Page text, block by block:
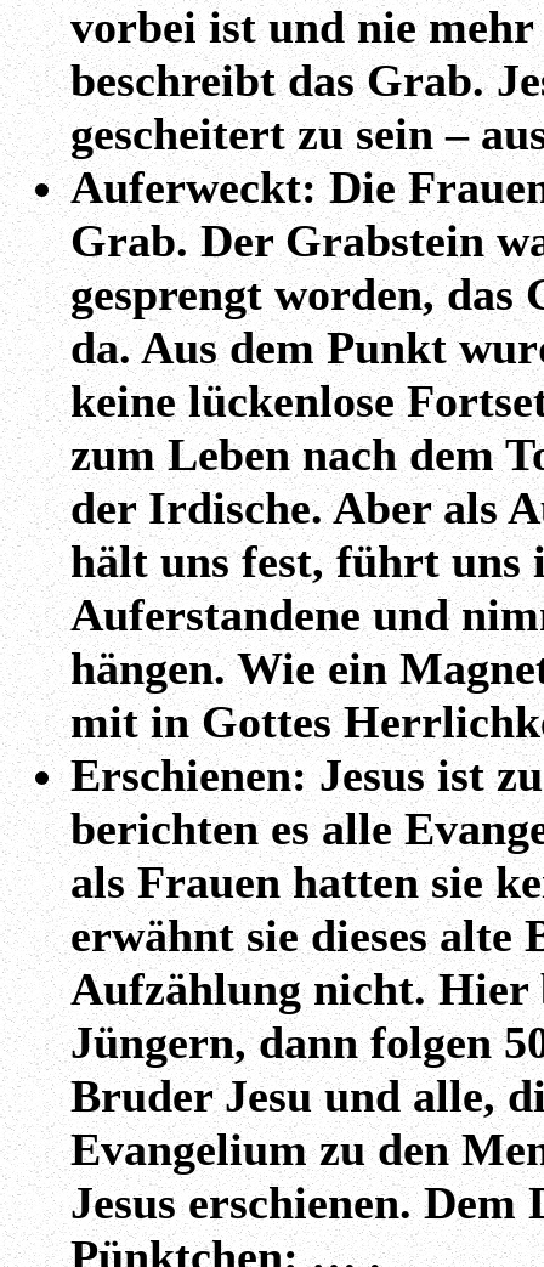
vorbei ist und nie
beschreibt das Grab.
gescheitert zu sein –
Auferweckt: Die
Grab. Der Grabstein
gesprengt worden, das
da. Aus dem Punkt
keine lückenlose
zum Leben nach dem
der Irdische. Aber als
hält uns fest, führt uns
Auferstandene und
hängen. Wie ein
mit in Gottes
Erschienen: Jesus ist
berichten es alle
als Frauen hatten sie
erwähnt sie dieses alte
Aufzählung nicht. Hier
Jüngern, dann folgen
Bruder Jesu und alle,
Evangelium zu den
Jesus erschienen.
Pünktchen: … .